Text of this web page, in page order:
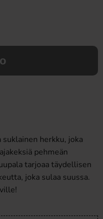
suklainen herkku, joka
pehmeän
tarjoaa täydellisen
joka sulaa suussa.